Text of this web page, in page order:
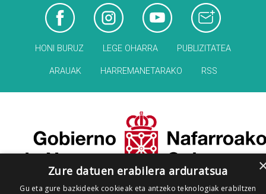
HONI BURUZ LEGE OHARRA PUBLIZITATEA
ARAUAK HARREMANETARAKO RSS
Zure datuen erabilera arduratsua
Gu eta gure bazkideek cookieak eta antzeko teknologiak erabiltzen